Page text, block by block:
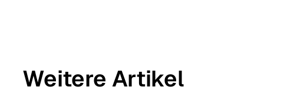
Weitere Artikel